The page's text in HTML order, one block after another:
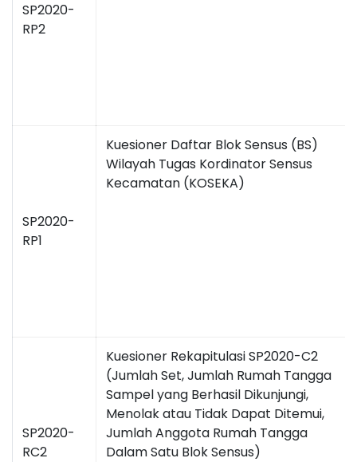
SP2020-
RP2
SP2020-
RP1
Kuesioner Daftar Blok Sensus (BS)
Wilayah Tugas Kordinator Sensus
Kecamatan (KOSEKA)
SP2020-
RC2
Kuesioner Rekapitulasi SP2020-C2
(Jumlah Set, Jumlah Rumah Tangga
Sampel yang Berhasil Dikunjungi,
Menolak atau Tidak Dapat Ditemui,
Jumlah Anggota Rumah Tangga
Dalam Satu Blok Sensus)